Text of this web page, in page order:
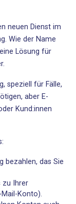
neuen Dienst im
Wie der Name
Lösung für
speziell für Fälle,
aber E-
Kund:innen
bezahlen, das Sie
zu Ihrer
Konto).